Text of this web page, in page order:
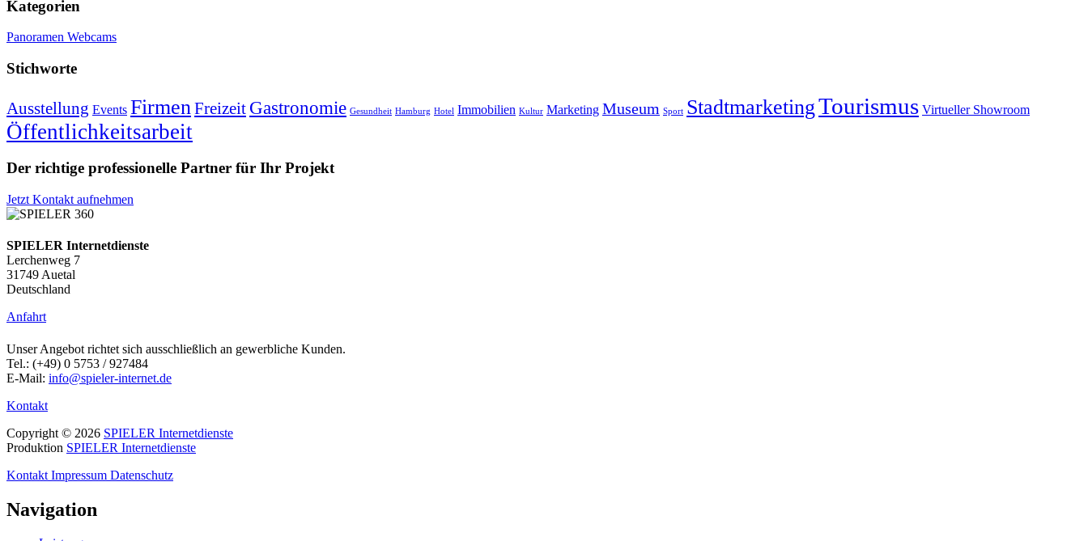
Kategorien
Panoramen Webcams
Stichworte
Ausstellung Events Firmen Freizeit Gastronomie Gesundheit Hamburg Hotel Immobilien Kultur Marketing Museum Sport StadtmarketingTourismus Virtueller Showroom
Öffentlichkeitsarbeit
Der richtige professionelle Partner für Ihr Projekt
Jetzt Kontakt aufnehmen
SPIELER Internetdienste
Lerchenweg 7
31749 Auetal
Deutschland
Anfahrt
Unser Angebot richtet sich ausschließlich an gewerbliche Kunden.
Tel.: (+49) 0 5753 / 927484
E-Mail: info@spieler-internet.de
Kontakt
Copyright © 2026 SPIELER Internetdienste
Produktion SPIELER Internetdienste
Kontakt Impressum Datenschutz
Navigation